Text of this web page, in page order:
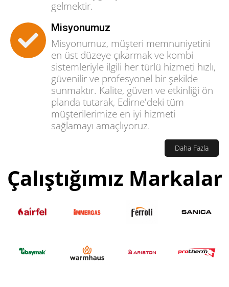
gelmektir.
Misyonumuz
Misyonumuz, müşteri memnuniyetini
en üst düzeye çıkarmak ve kombi
sistemleriyle ilgili her türlü hizmeti hızlı,
güvenilir ve profesyonel bir şekilde
sunmaktır. Kalite, güven ve etkinliği ön
planda tutarak, Edirne'deki tüm
müşterilerimize en iyi hizmeti
sağlamayı amaçlıyoruz.
Daha Fazla
Çalıştığımız Markalar